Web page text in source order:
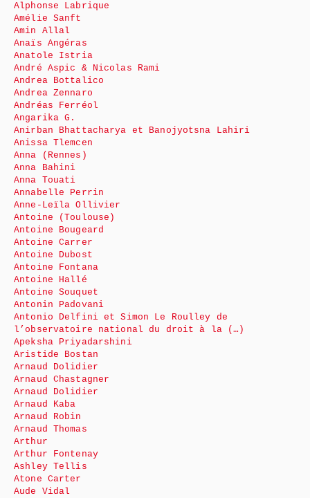
Alphonse Labrique
Amélie Sanft
Amin Allal
Anaïs Angéras
Anatole Istria
André Aspic & Nicolas Rami
Andrea Bottalico
Andrea Zennaro
Andréas Ferréol
Angarika G.
Anirban Bhattacharya et Banojyotsna Lahiri
Anissa Tlemcen
Anna (Rennes)
Anna Bahini
Anna Touati
Annabelle Perrin
Anne-Leïla Ollivier
Antoine (Toulouse)
Antoine Bougeard
Antoine Carrer
Antoine Dubost
Antoine Fontana
Antoine Hallé
Antoine Souquet
Antonin Padovani
Antonio Delfini et Simon Le Roulley de
l’observatoire national du droit à la (…)
Apeksha Priyadarshini
Aristide Bostan
Arnaud Dolidier
Arnaud Chastagner
Arnaud Dolidier
Arnaud Kaba
Arnaud Robin
Arnaud Thomas
Arthur
Arthur Fontenay
Ashley Tellis
Atone Carter
Aude Vidal